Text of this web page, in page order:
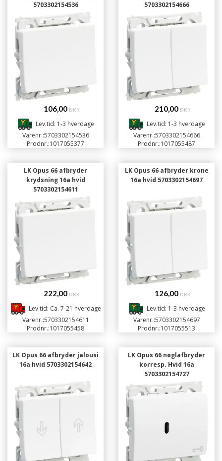
5703302154536
106,00 DKK
Lev.tid: 1-3 hverdage
Varenr.:5703302154536
Prodnr.:1017055377
5703302154666
210,00 DKK
Lev.tid: 1-3 hverdage
Varenr.:5703302154666
Prodnr.:1017055487
LK Opus 66 afbryder
krydsning 16a hvid
5703302154611
222,00 DKK
Lev.tid: Ca. 7-21 hverdage
Varenr.:5703302154611
Prodnr.:1017055458
LK Opus 66 afbryder krone
16a hvid 5703302154697
126,00 DKK
Lev.tid: 1-3 hverdage
Varenr.:5703302154697
Prodnr.:1017055513
LK Opus 66 afbryder jalousi
16a hvid 5703302154642
LK Opus 66 nøglafbryder
korresp. Hvid 16a
5703302154727